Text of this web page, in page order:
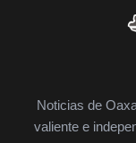
Noticias de
valiente e